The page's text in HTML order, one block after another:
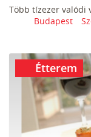
Több tízezer valódi
Budapest
Étterem